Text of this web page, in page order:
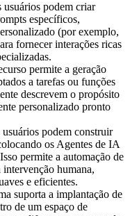
usuários podem criar
específicos,
(por exemplo,
fornecer interações ricas
permite a geração
a tarefas ou funções
descrevem o propósito
personalizado pronto
podem construir
os Agentes de IA
permite a automação de
humana,
e eficientes.
suporta a implantação de
de um espaço de